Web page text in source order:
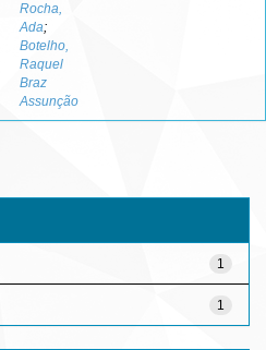
Rocha,
Ada;
Botelho,
Raquel
Braz
Assunção
1
1